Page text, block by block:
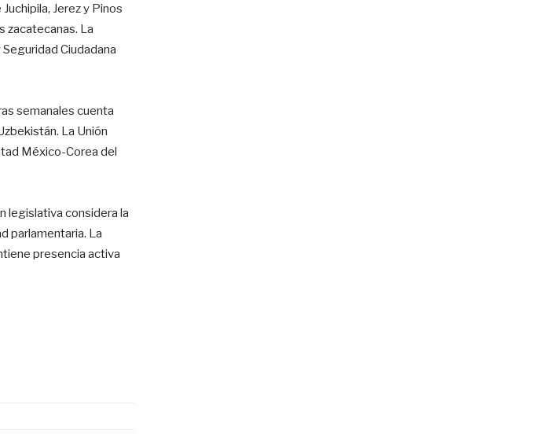
Jerez y Pinos
zacatecanas. La
Ciudadana
semanales cuenta
La Unión
México-Corea del
legislativa considera la
parlamentaria. La
presencia activa